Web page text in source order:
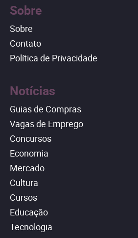
Sobre
Sobre
Contato
Política de Privacidade
Notícias
Guias de Compras
Vagas de Emprego
Concursos
Economia
Mercado
Cultura
Cursos
Educação
Tecnologia